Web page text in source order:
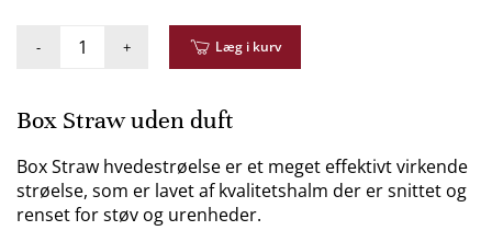
- + Læg i kurv
Box Straw uden duft
Box Straw hvedestrøelse er et meget effektivt virkende
strøelse, som er lavet af kvalitetshalm der er snittet og
renset for støv og urenheder.